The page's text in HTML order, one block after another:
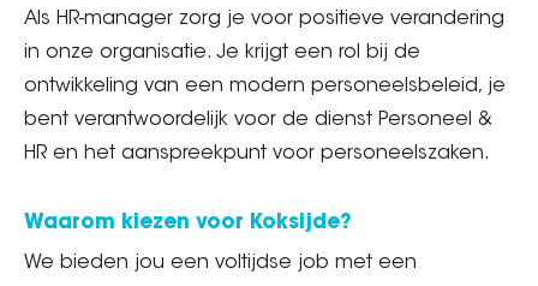
Als HR-manager zorg je voor positieve verandering
in onze organisatie. Je krijgt een rol bij de
ontwikkeling van een modern personeelsbeleid, je
bent verantwoordelijk voor de dienst Personeel &
HR en het aanspreekpunt voor personeelszaken.
Waarom kiezen voor Koksijde?
We bieden jou een voltijdse job met een